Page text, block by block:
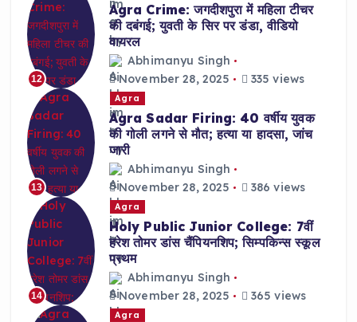
12
Agra Crime: जगदीशपुरा में महिला टीचर
की दबंगई; युवती के सिर पर डंडा, वीडियो
वायरल
Abhimanyu Singh
November 28, 2025
335 views
13
Agra
Agra Sadar Firing: 40 वर्षीय युवक
की गोली लगने से मौत; हत्या या हादसा, जांच
जारी
Abhimanyu Singh
November 28, 2025
386 views
14
Agra
Holy Public Junior College: 7वीं
हरेश तोमर डांस चैंपियनशिप; सिम्पकिन्स स्कूल
प्रथम
Abhimanyu Singh
November 28, 2025
365 views
Agra